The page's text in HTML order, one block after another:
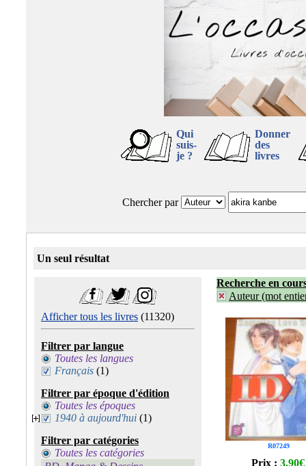
Qui
suis-
je ?
Donner
des
livres
Chercher par
Un seul résultat
Afficher tous les livres (11320)
Filtrer par langue
Toutes les langues
Français (1)
Filtrer par époque d'édition
Toutes les époques
1940 à aujourd'hui (1)
Filtrer par catégories
Toutes les catégories
Recherche en
Auteur (mot
R07249
Prix : 3.90€